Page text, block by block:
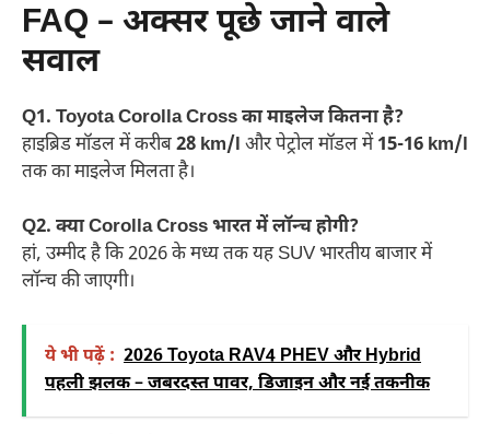
FAQ – अक्सर पूछे जाने वाले
सवाल
Q1. Toyota Corolla Cross का माइलेज कितना है?
हाइब्रिड मॉडल में करीब28 km/l और पेट्रोल मॉडल में15-16 km/l
तक का माइलेज मिलता है।
Q2. क्या Corolla Cross भारत में लॉन्च होगी?
हां, उम्मीद है कि 2026 के मध्य तक यह SUV भारतीय बाजार में
लॉन्च की जाएगी।
ये भी पढ़ें : 2026 Toyota RAV4 PHEV और Hybrid
पहली झलक – जबरदस्त पावर, डिजाइन और नई तकनीक